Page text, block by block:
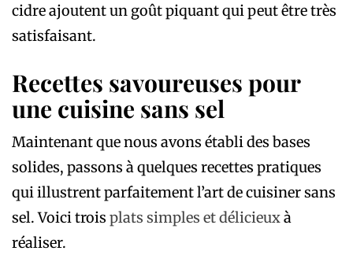
cidre ajoutent un goût piquant qui peut être très
satisfaisant.
Recettes savoureuses pour
une cuisine sans sel
Maintenant que nous avons établi des bases
solides, passons à quelques recettes pratiques
qui illustrent parfaitement l’art de cuisiner sans
sel. Voici trois plats simples et délicieuxà
réaliser.